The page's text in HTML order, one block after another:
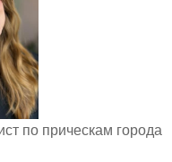
по прическам города